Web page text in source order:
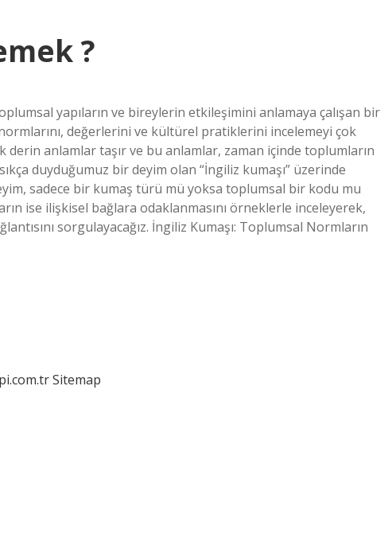
?
yapıların ve bireylerin etkileşimini anlamaya çalışan bir
değerlerini ve kültürel pratiklerini incelemeyi çok
anlamlar taşır ve bu anlamlar, zaman içinde toplumların
duyduğumuz bir deyim olan “İngiliz kumaşı” üzerinde
sadece bir kumaş türü mü yoksa toplumsal bir kodu mu
ise ilişkisel bağlara odaklanmasını örneklerle inceleyerek,
sorgulayacağız. İngiliz Kumaşı: Toplumsal Normların
Sitemap